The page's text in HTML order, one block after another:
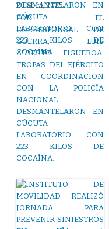
20 abril, 2025
POR EL
CORRESPONSAL DE
GUERRA, LUIS
ALBERTO FIGUEROA.
TROPAS DEL EJÉRCITO
EN COORDINACION
CON LA POLICÍA
NACIONAL
DESMANTELARON EN
CÚCUTA
LABORATORIO CON
223 KILOS DE
COCAÍNA.